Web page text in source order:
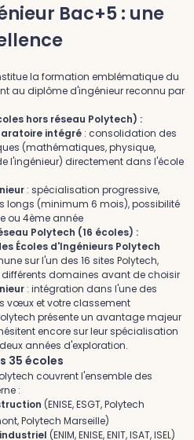
Bac+5 : une
la formation emblématique du
au diplôme d'ingénieur reconnu par
hors réseau Polytech) :
intégré : consolidation des
(mathématiques, physique,
l'ingénieur) directement dans l'école
: spécialisation progressive,
longs (minimum 6 mois), possibilité
ou 4ème année
Polytech (16 écoles) :
Écoles d'Ingénieurs Polytech
sur l'un des 16 sites Polytech,
domaines avant de choisir
: intégration dans l'une des
vœux et votre classement
présente un avantage majeur
encore sur leur spécialisation
années d'exploration.
35 écoles
couvrent l'ensemble des
:
(ENISE, ESGT, Polytech
Polytech Marseille)
(ENIM, ENISE, ENIT, ISAT, ISEL)